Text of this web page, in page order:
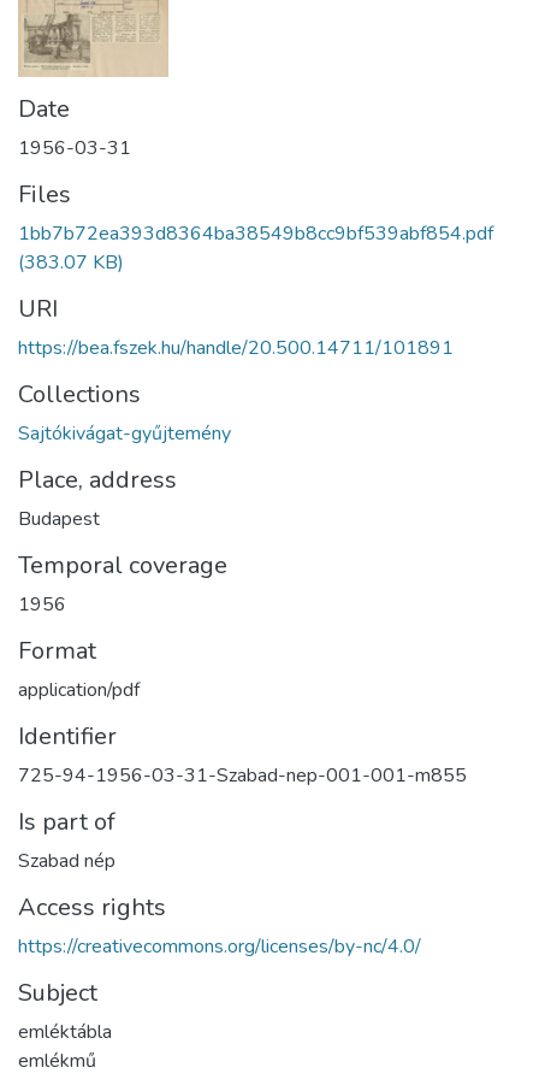
Date
1956-03-31
Files
1bb7b72ea393d8364ba38549b8cc9bf539abf854.pdf
(383.07 KB)
URI
https://bea.fszek.hu/handle/20.500.14711/101891
Collections
Sajtókivágat-gyűjtemény
Place, address
Budapest
Temporal coverage
1956
Format
application/pdf
Identifier
725-94-1956-03-31-Szabad-nep-001-001-m855
Is part of
Szabad nép
Access rights
https://creativecommons.org/licenses/by-nc/4.0/
Subject
emléktábla
emlékmű